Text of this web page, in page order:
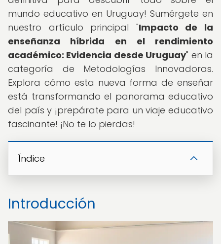
mundo educativo en Uruguay! Sumérgete en
nuestro artículo principal "Impacto de la
enseñanza híbrida en el rendimiento
académico: Evidencia desde Uruguay" en la
categoría de Metodologías Innovadoras.
Explora cómo esta nueva forma de enseñar
está transformando el panorama educativo
del país y ¡prepárate para un viaje educativo
fascinante! ¡No te lo pierdas!
Índice
Introducción